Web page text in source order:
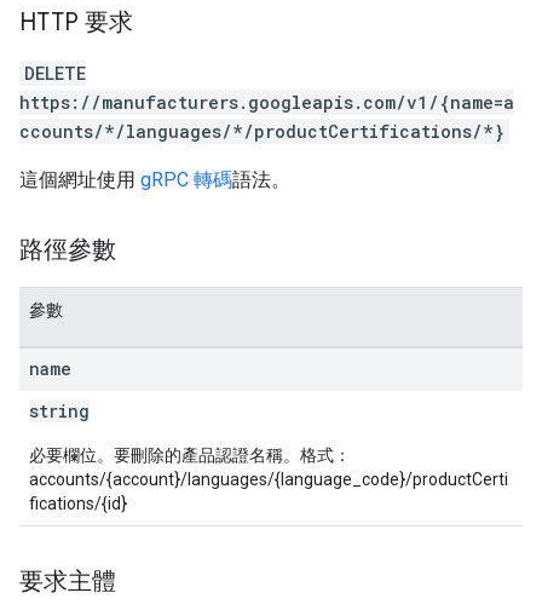
HTTP 要求
DELETE
https://manufacturers.googleapis.com/v1/{name=a
ccounts/*/languages/*/productCertifications/*}
這個網址使用 gRPC 轉碼語法。
路徑參數
參數
name
string
必要欄位。要刪除的產品認證名稱。格式：
accounts/{account}/languages/{language_code}/productCerti
fications/{id}
要求主體